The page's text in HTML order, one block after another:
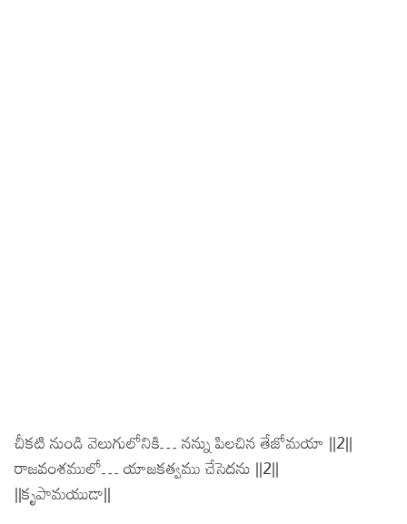
చీకటి నుండి వెలుగులోనికి… నన్ను పిలచిన తేజోమయా ||2||
రాజవంశములో… యాజకత్వము చేసెదను ||2||
||కృపామయుడా||